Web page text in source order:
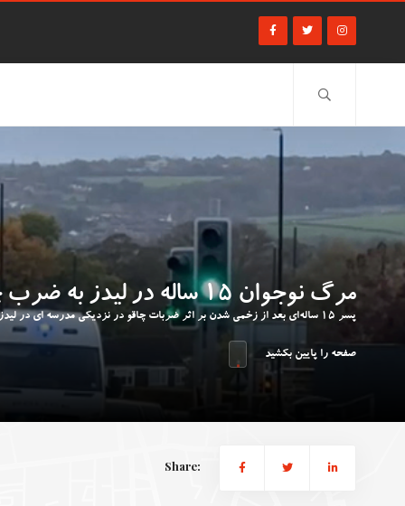
مرگ نوجوان 15 ساله در لیدز به ضرب چاقو
پسر 15 ساله‌ای بعد از زخمی شدن بر اثر ضربات چاقو در نزدیکی مدرسه ای در لیدز فوت کرد و دو نوجوان برای این حادثه بازداشت شدند. قربانی دانش آموز سابق مدرسه هورسفورت بود.
صفحه را پایین بکشید
Share: